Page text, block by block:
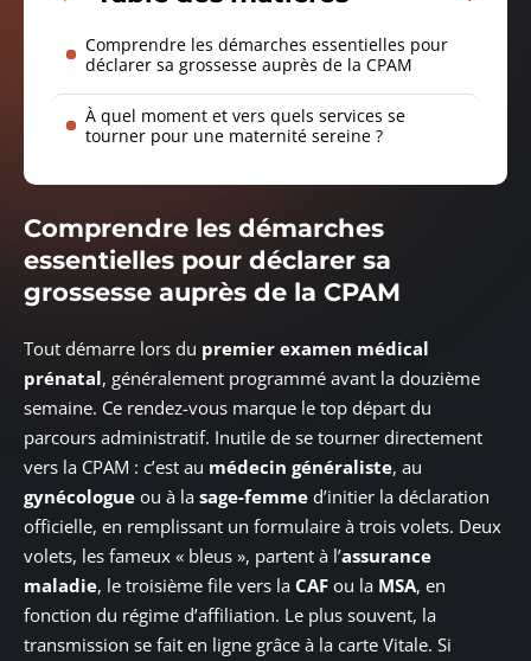
Comprendre les démarches essentielles pour
déclarer sa grossesse auprès de la CPAM
À quel moment et vers quels services se
tourner pour une maternité sereine ?
Comprendre les démarches
essentielles pour déclarer sa
grossesse auprès de la CPAM
Tout démarre lors du premier examen médical
prénatal, généralement programmé avant la douzième
semaine. Ce rendez-vous marque le top départ du
parcours administratif. Inutile de se tourner directement
vers la CPAM : c’est au médecin généraliste, au
gynécologue ou à la sage-femme d’initier la déclaration
officielle, en remplissant un formulaire à trois volets. Deux
volets, les fameux « bleus », partent à l’assurance
maladie, le troisième file vers la CAF ou la MSA, en
fonction du régime d’affiliation. Le plus souvent, la
transmission se fait en ligne grâce à la carte Vitale. Si